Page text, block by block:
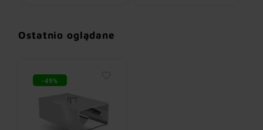
Ostatnio oglądane
-49%